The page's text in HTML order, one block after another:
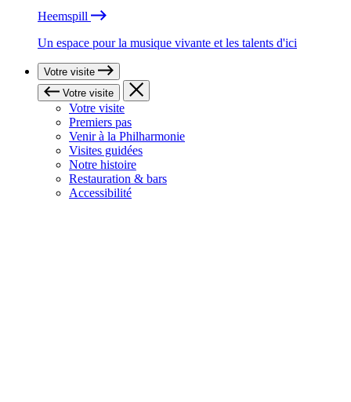
Heemspill
Un espace pour la musique vivante et les talents d'ici
Votre visite
Votre visite
Votre visite
Premiers pas
Venir à la Philharmonie
Visites guidées
Notre histoire
Restauration & bars
Accessibilité